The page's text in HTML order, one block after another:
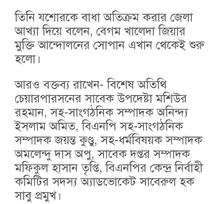
তিনি যশোরকে বাধা অতিক্রম করার জেলা
আখ্যা দিয়ে বলেন, বেগম খালেদা জিয়ার
মুক্তি আন্দোলনের সোপান এখান থেকেই শুরু
হলো।
আরও বক্তব্য রাখেন- বিশেষ অতিথি
চেয়ারপারসনের সাবেক উপদেষ্টা মশিউর
রহমান, সহ-সাংগঠনিক সম্পাদক অনিন্দ্য
ইসলাম অমিত, বিএনপি সহ-সাংগঠনিক
সম্পাদক জয়ন্ত কুণ্ডু, সহ-ধর্মবিষয়ক সম্পাদক
অমলেন্দু দাস অপু, সাবেক দপ্তর সম্পাদক
মফিকুল হাসান তৃপ্তি, বিএনপির কেন্দ্র নির্বাহী
কমিটির সদস্য অ্যাডভোকেট সাবেরুল হক
সাবু প্রমুখ।